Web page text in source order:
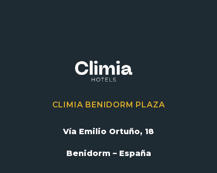
CLIMIA BENIDORM PLAZA
Vía Emilio Ortuño, 18
Benidorm – España